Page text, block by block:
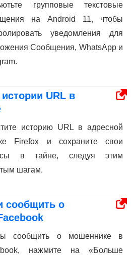
групповые текстовые
на Android 11, чтобы
уведомления для
Сообщения, WhatsApp и
URL в
историю URL в адресной
Firefox и сохраните свои
в тайне, следуя этим
шагам.
сообщить о
сообщить о мошеннике в
нажмите на «Больше